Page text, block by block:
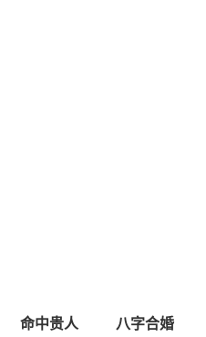
命中贵人 八字合婚